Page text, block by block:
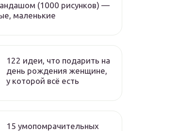
(1000 рисунков) —
маленькие
122 идеи, что подарить на
день рождения женщине,
у которой всё есть
15 умопомрачительных